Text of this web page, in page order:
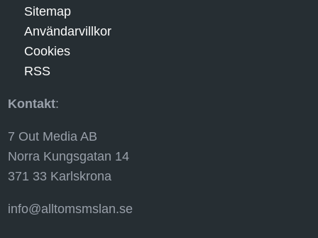
Sitemap
Användarvillkor
Cookies
RSS
Kontakt:
7 Out Media AB
Norra Kungsgatan 14
371 33 Karlskrona
info@alltomsmslan.se